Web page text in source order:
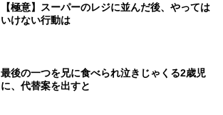
【極意】スーパーのレジに並んだ後、やっては
いけない行動は
最後の一つを兄に食べられ泣きじゃくる2歳児
に、代替案を出すと